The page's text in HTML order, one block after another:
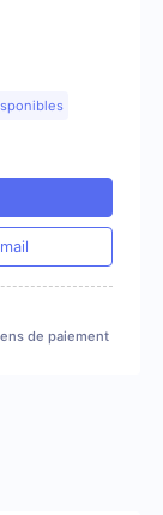
de paiement